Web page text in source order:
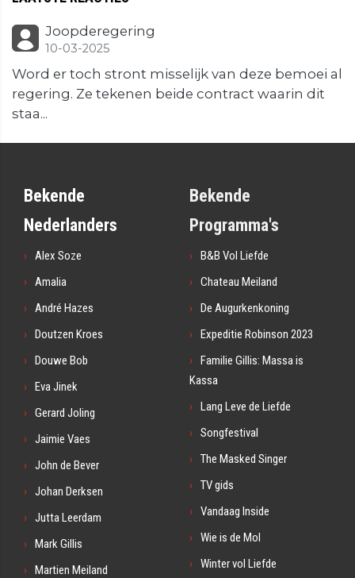
Joopderegering
10-03-2025
Word er toch stront misselijk van deze bemoei al
regering. Ze tekenen beide contract waarin dit
staa...
Bekende
Nederlanders
Alex Soze
Amalia
André Hazes
Doutzen Kroes
Douwe Bob
Eva Jinek
Gerard Joling
Jaimie Vaes
John de Bever
Johan Derksen
Jutta Leerdam
Mark Gillis
Martien Meiland
Bekende
Programma's
B&B Vol Liefde
Chateau Meiland
De Augurkenkoning
Expeditie Robinson 2023
Familie Gillis: Massa is
Kassa
Lang Leve de Liefde
Songfestival
The Masked Singer
TV gids
Vandaag Inside
Wie is de Mol
Winter vol Liefde